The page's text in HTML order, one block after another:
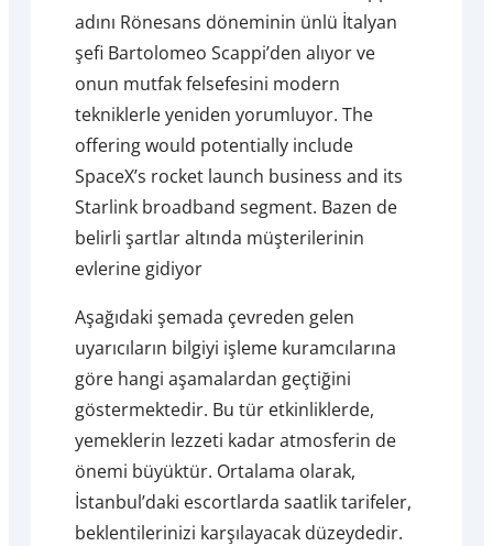
adını Rönesans döneminin ünlü İtalyan
şefi Bartolomeo Scappi’den alıyor ve
onun mutfak felsefesini modern
tekniklerle yeniden yorumluyor. The
offering would potentially include
SpaceX’s rocket launch business and its
Starlink broadband segment. Bazen de
belirli şartlar altında müşterilerinin
evlerine gidiyor
Aşağıdaki şemada çevreden gelen
uyarıcıların bilgiyi işleme kuramcılarına
göre hangi aşamalardan geçtiğini
göstermektedir. Bu tür etkinliklerde,
yemeklerin lezzeti kadar atmosferin de
önemi büyüktür. Ortalama olarak,
İstanbul’daki escortlarda saatlik tarifeler,
beklentilerinizi karşılayacak düzeydedir.